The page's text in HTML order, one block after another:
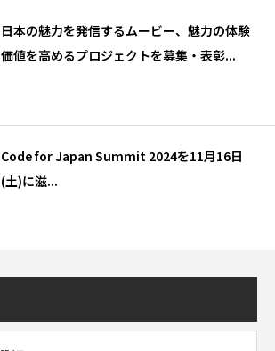
日本の魅力を発信するムービー、魅力の体験
価値を高めるプロジェクトを募集・表彰...
Code for Japan Summit 2024を11月16日
(土)に滋...